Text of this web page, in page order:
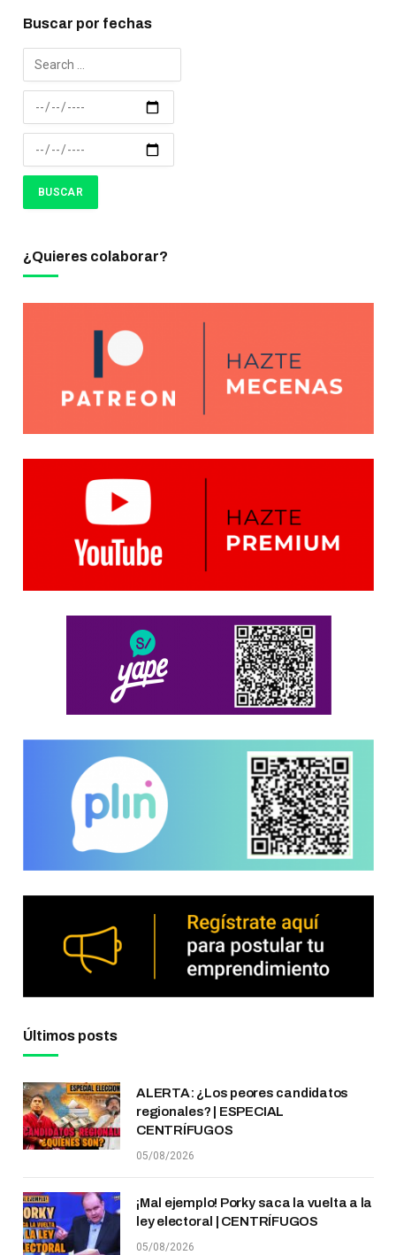
Buscar por fechas
¿Quieres colaborar?
Últimos posts
ALERTA: ¿Los peores candidatos
regionales? | ESPECIAL
CENTRÍFUGOS
05/08/2026
¡Mal ejemplo! Porky saca la vuelta a la
ley electoral | CENTRÍFUGOS
05/08/2026